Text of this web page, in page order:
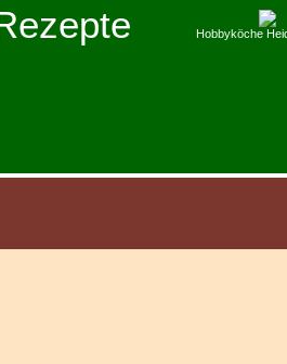
Hobbyköche